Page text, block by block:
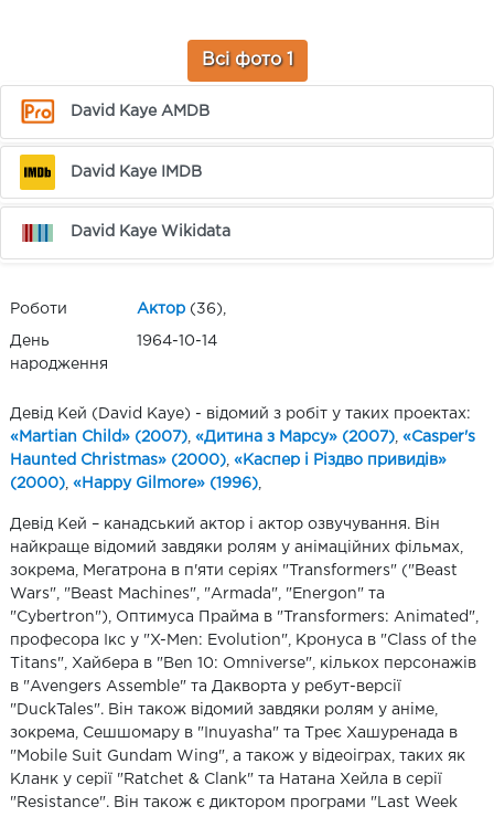
Всі фото 1
David Kaye AMDB
David Kaye IMDB
David Kaye Wikidata
Роботи Актор (36),
День
народження
1964-10-14
Девід Кей (David Kaye) - відомий з робіт у таких проектах:
«Martian Child» (2007) «Дитина з Марсу» (2007) «Casper's
Haunted Christmas» (2000) «Каспер і Різдво привидів»
(2000) «Happy Gilmore» (1996)
Девід Кей – канадський актор і актор озвучування. Він
найкраще відомий завдяки ролям у анімаційних фільмах,
зокрема, Мегатрона в п'яти серіях "Transformers" ("Beast
Wars", "Beast Machines", "Armada", "Energon" та
"Cybertron"), Оптимуса Прайма в "Transformers: Animated",
професора Ікс у "X-Men: Evolution", Кронуса в "Class of the
Titans", Хайбера в "Ben 10: Omniverse", кількох персонажів
в "Avengers Assemble" та Дакворта у ребут-версії
"DuckTales". Він також відомий завдяки ролям у аніме,
зокрема, Сешшомару в "Inuyasha" та Треє Хашуренада в
"Mobile Suit Gundam Wing", а також у відеоіграх, таких як
Кланк у серії "Ratchet & Clank" та Натана Хейла в серії
"Resistance". Він також є диктором програми "Last Week